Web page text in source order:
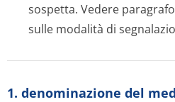
sospetta. Vedere
sulle modalità di
1. denominazione del